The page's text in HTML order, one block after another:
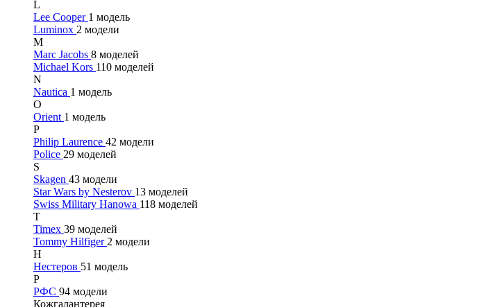
L
Lee Cooper 1 модель
Luminox 2 модели
M
Marc Jacobs 8 моделей
Michael Kors 110 моделей
N
Nautica 1 модель
O
Orient 1 модель
P
Philip Laurence 42 модели
Police 29 моделей
S
Skagen 43 модели
Star Wars by Nesterov 13 моделей
Swiss Military Hanowa 118 моделей
T
Timex 39 моделей
Tommy Hilfiger 2 модели
Н
Нестеров 51 модель
Р
РФС 94 модели
Кожгалантерея